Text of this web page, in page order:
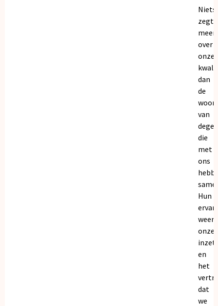
Niets
zegt
meer
over
onze
dan
de
van
die
met
ons
Hun
onze
inzet
en
het
dat
we